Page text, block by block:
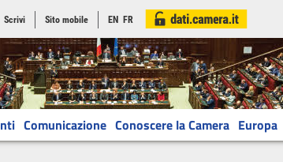
Scrivi Sito mobile EN FR
Comunicazione Conoscere la Camera Europa